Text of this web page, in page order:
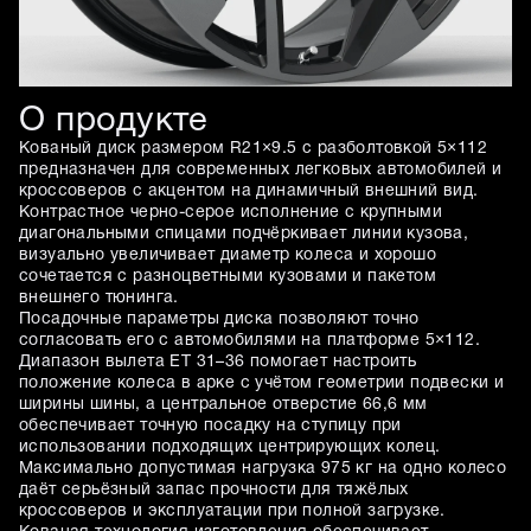
О продукте
Кованый диск размером R21×9.5 с разболтовкой 5×112
предназначен для современных легковых автомобилей и
кроссоверов с акцентом на динамичный внешний вид.
Контрастное черно-серое исполнение с крупными
диагональными спицами подчёркивает линии кузова,
визуально увеличивает диаметр колеса и хорошо
сочетается с разноцветными кузовами и пакетом
внешнего тюнинга.
Посадочные параметры диска позволяют точно
согласовать его с автомобилями на платформе 5×112.
Диапазон вылета ET 31–36 помогает настроить
положение колеса в арке с учётом геометрии подвески и
ширины шины, а центральное отверстие 66,6 мм
обеспечивает точную посадку на ступицу при
использовании подходящих центрирующих колец.
Максимально допустимая нагрузка 975 кг на одно колесо
даёт серьёзный запас прочности для тяжёлых
кроссоверов и эксплуатации при полной загрузке.